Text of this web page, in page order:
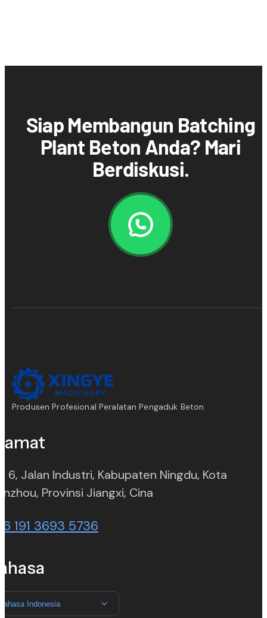
Siap Membangun Batching
Plant Beton Anda? Mari
Berdiskusi.
Produsen Profesional Peralatan Pengaduk Beton
6, Jalan Industri, Kabupaten Ningdu, Kota
Provinsi Jiangxi, Cina
191 3693 5736
Indonesia